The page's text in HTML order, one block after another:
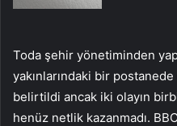
Toda şehir yönetiminden
yakınlarındaki bir
belirtildi ancak iki olayın
henüz netlik kazanmadı.